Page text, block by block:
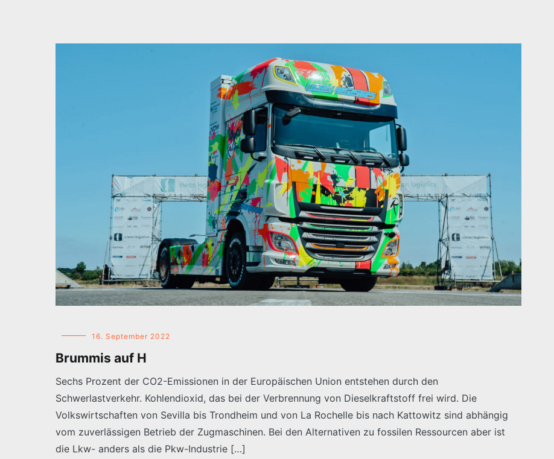
16. September 2022
Brummis auf H
Sechs Prozent der CO2-Emissionen in der Europäischen Union entstehen durch den
Schwerlastverkehr. Kohlendioxid, das bei der Verbrennung von Dieselkraftstoff frei wird. Die
Volkswirtschaften von Sevilla bis Trondheim und von La Rochelle bis nach Kattowitz sind abhängig
vom zuverlässigen Betrieb der Zugmaschinen. Bei den Alternativen zu fossilen Ressourcen aber ist
die Lkw- anders als die Pkw-Industrie […]